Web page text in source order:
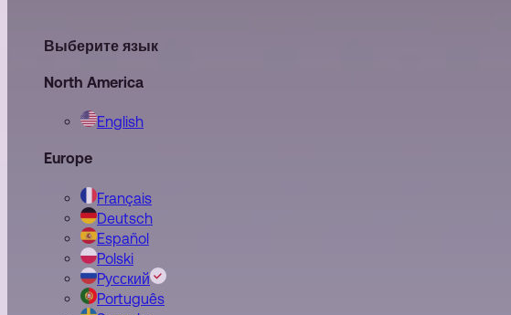
Выберите язык
North America
English
Europe
Français
Deutsch
Español
Polski
Pусский
Português